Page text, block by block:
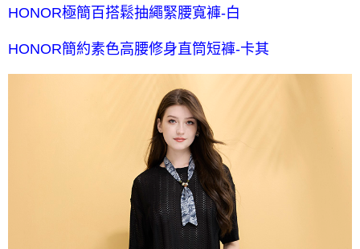
$80 元物流費
宅配送到家-訂單滿 $2000 元即享免運服務-未滿則另收 $120 元物
每筆NT$120，滿NT$2,000(含以上)免運費
HONOR極簡百搭鬆抽繩緊腰寬褲-白
HONOR簡約素色高腰修身直筒短褲-卡其